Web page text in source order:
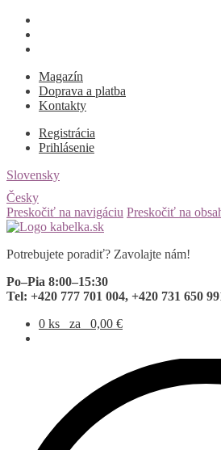
Magazín
Doprava a platba
Kontakty
Registrácia
Prihlásenie
Slovensky
Česky
Preskočiť na navigáciu
Preskočiť na obsah
Potrebujete poradiť? Zavolajte nám!
Po–Pia 8:00–15:30
Tel: +420 777 701 004, +420 731 650 991